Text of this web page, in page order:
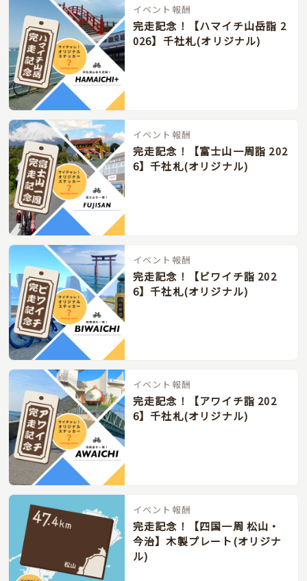
イベント報酬
完走記念！【ハマイチ山岳詣 2
026】千社札(オリジナル)
イベント報酬
完走記念！【富士山一周詣 202
6】千社札(オリジナル)
イベント報酬
完走記念！【ビワイチ詣 202
6】千社札(オリジナル)
イベント報酬
完走記念！【アワイチ詣 202
6】千社札(オリジナル)
イベント報酬
完走記念！【四国一周 松山・
今治】木製プレート(オリジナ
ル)